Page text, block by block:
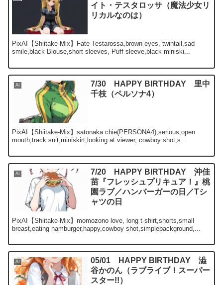
イト・テスタロッサ（魔法少女リ
リカルなのは）
PixAI【Shiitake-Mix】Fate Testarossa,brown eyes, twintail,sad
smile,black Blouse,short sleeves, Puff sleeve,black miniski...
AI
7/30 HAPPY BIRTHDAY 里中
千枝（ペルソナ4）
PixAI【Shiitake-Mix】satonaka chie(PERSONA4),serious,open
mouth,track suit,miniskirt,looking at viewer, cowboy shot,s...
AI
7/20 HAPPY BIRTHDAY 沖佳
苗『フレッシュプリキュア！』桃
園ラブ／ハンバーガーの日／Tシ
ャツの日
PixAI【Shiitake-Mix】momozono love, long t-shirt,shorts,small
breast,eating hamburger,happy,cowboy shot,simplebackground,...
AI
05/01 HAPPY BIRTHDAY 澁
谷かのん（ラブライブ！スーパー
スター!!）